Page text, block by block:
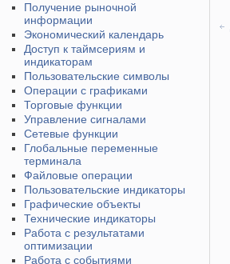
Получение рыночной
информации
Экономический календарь
Доступ к таймсериям и
индикаторам
Пользовательские символы
Операции с графиками
Торговые функции
Управление сигналами
Сетевые функции
Глобальные переменные
терминала
Файловые операции
Пользовательские индикаторы
Графические объекты
Технические индикаторы
Работа с результатами
оптимизации
Работа с событиями